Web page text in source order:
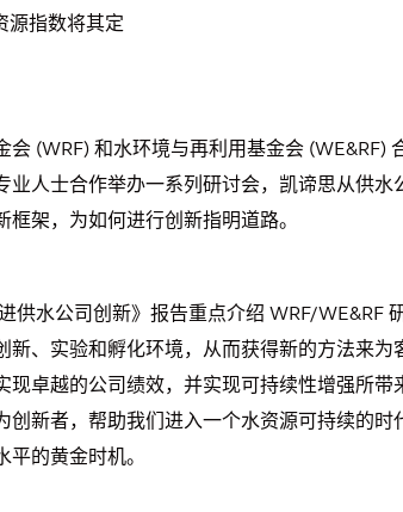
源指数将其定
会 (WRF) 和水环境与再利用基金会 (WE&RF)
业人士合作举办一系列研讨会，凯谛思从供水
框架，为如何进行创新指明道路。
进供水公司创新》报告重点介绍 WRF/WE&RF
新、实验和孵化环境，从而获得新的方法来为
现卓越的公司绩效，并实现可持续性增强所带
创新者，帮助我们进入一个水资源可持续的时
平的黄金时机。